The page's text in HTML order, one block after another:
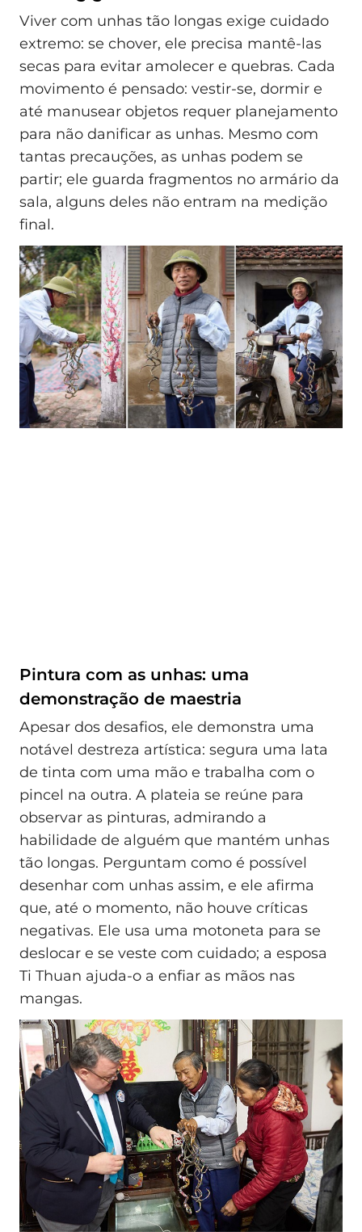
Viver com unhas tão longas exige cuidado
extremo: se chover, ele precisa mantê-las
secas para evitar amolecer e quebras. Cada
movimento é pensado: vestir-se, dormir e
até manusear objetos requer planejamento
para não danificar as unhas. Mesmo com
tantas precauções, as unhas podem se
partir; ele guarda fragmentos no armário da
sala, alguns deles não entram na medição
final.
Pintura com as unhas: uma
demonstração de maestria
Apesar dos desafios, ele demonstra uma
notável destreza artística: segura uma lata
de tinta com uma mão e trabalha com o
pincel na outra. A plateia se reúne para
observar as pinturas, admirando a
habilidade de alguém que mantém unhas
tão longas. Perguntam como é possível
desenhar com unhas assim, e ele afirma
que, até o momento, não houve críticas
negativas. Ele usa uma motoneta para se
deslocar e se veste com cuidado; a esposa
Ti Thuan ajuda-o a enfiar as mãos nas
mangas.